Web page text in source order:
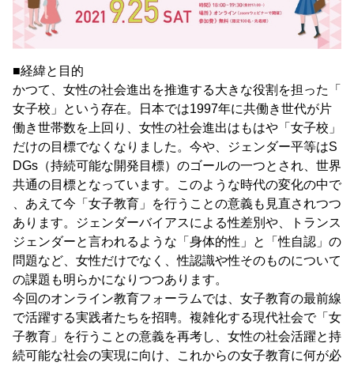
■経緯と目的
かつて、女性の社会進出を推進する大きな役割を担った「
女子校」という存在。日本では1997年に共働き世代が片
働き世帯数を上回り、女性の社会進出はもはや「女子校」
だけの目標でなくなりました。今や、ジェンダー平等はS
DGs（持続可能な開発目標）のゴールの一つとされ、世界
共通の目標となっています。このような時代の変化の中で
、あえて今「女子教育」を行うことの意義も見直されつつ
あります。ジェンダーバイアスによる性差別や、トランス
ジェンダーと言われるような「身体的性」と「性自認」の
問題など、女性だけでなく、性認識や性そのものについて
の課題も明らかになりつつあります。
今回のオンライン教育フォーラムでは、女子教育の最前線
で活躍する実践者たちを招聘。複雑化する現代社会で「女
子教育」を行うことの意義を再考し、女性の社会活躍と持
続可能な社会の実現に向け、これからの女子教育に何が必